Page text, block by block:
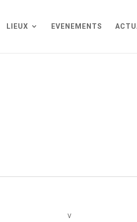
LIEUX EVENEMENTS
V